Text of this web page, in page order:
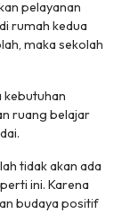
pelayanan
rumah kedua
maka sekolah
kebutuhan
ruang belajar
tidak akan ada
ini. Karena
budaya positif